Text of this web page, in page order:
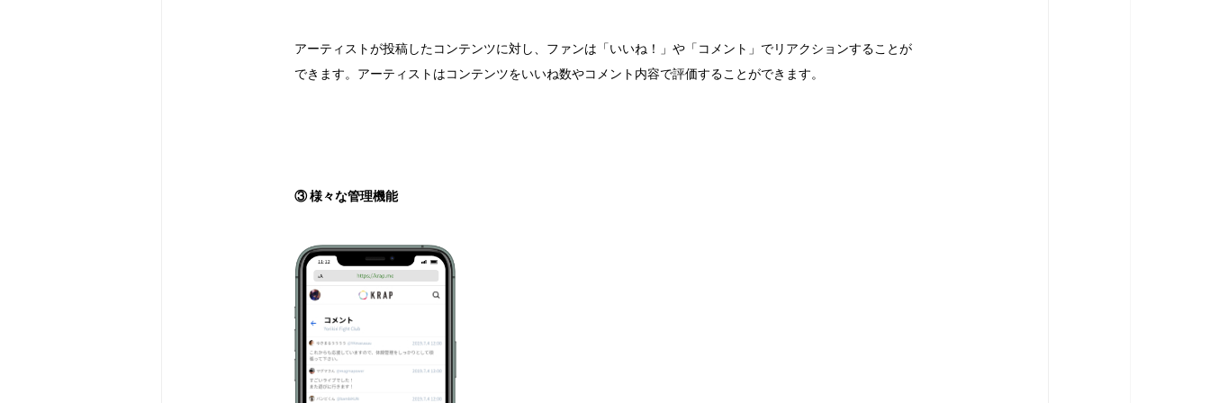
アーティストが投稿したコンテンツに対し、ファンは「いいね！」や「コメント」でリアクションすることが
できます。アーティストはコンテンツをいいね数やコメント内容で評価することができます。
③ 様々な管理機能